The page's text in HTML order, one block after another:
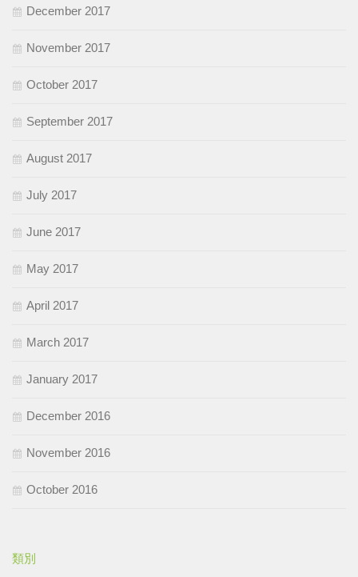
December 2017
November 2017
October 2017
September 2017
August 2017
July 2017
June 2017
May 2017
April 2017
March 2017
January 2017
December 2016
November 2016
October 2016
類別